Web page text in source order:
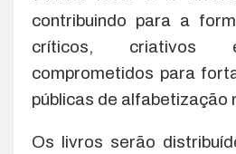
contribuindo para a
críticos, criativos
comprometidos para
públicas de alfabetização
Os livros serão